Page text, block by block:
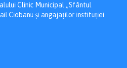
Clinic Municipal „Sfântul
Ciobanu și angajaților instituției